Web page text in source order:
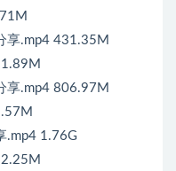
享.mp4 431.35M
享.mp4 806.97M
.mp4 1.76G